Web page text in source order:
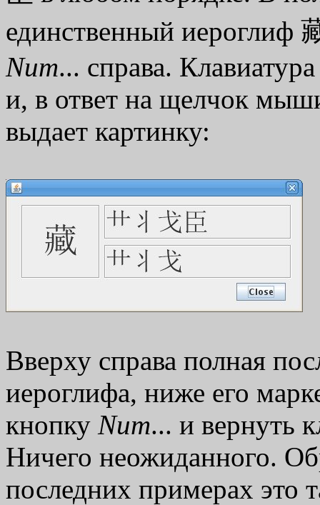
единственный иероглиф
Num... справа.
и, в ответ на щелчок
выдает картинку:
Вверху справа полная
иероглифа, ниже его
кнопку Num... и вернуть
Ничего неожиданного.
последних примерах это